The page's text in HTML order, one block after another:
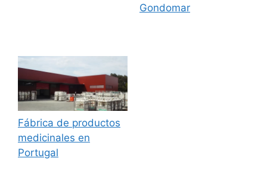
Gondomar
Fábrica de productos
medicinales en
Portugal